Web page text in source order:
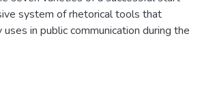
system of rhetorical tools that
in public communication during the